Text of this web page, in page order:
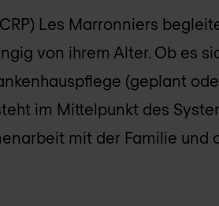
Les Marronniers
von ihrem Alter. Ob es
(geplant
im Mittelpunkt des
mit der Familie